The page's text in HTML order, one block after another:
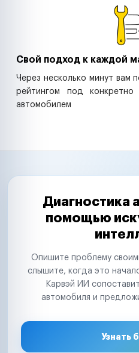
Свой подход к каждой
Через несколько минут вам
рейтингом под
автомобилем
Диагностика
помощью
Опишите проблему
слышите, когда это
Карвэй ИИ
автомобиля и
Узнать